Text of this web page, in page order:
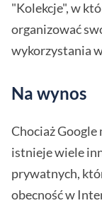
"Kolekcje", w
organizować
wykorzystania
Na wynos
Chociaż
istnieje wiele
prywatnych,
obecność w